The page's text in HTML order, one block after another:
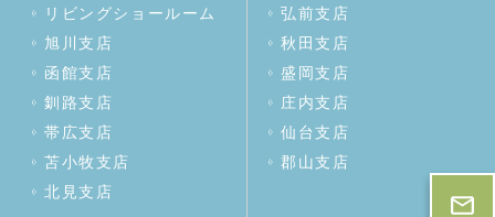
リビングショールーム
旭川支店
函館支店
釧路支店
帯広支店
苫小牧支店
北見支店
弘前支店
秋田支店
盛岡支店
庄内支店
仙台支店
郡山支店